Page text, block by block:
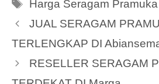
Harga Seragam
JUAL SERAGAM
TERLENGKAP DI
RESELLER SERAGAM